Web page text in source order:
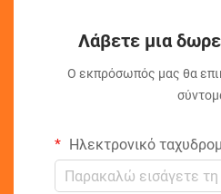
Λάβετε μια
Ο εκπρόσωπός μας θα
Ηλεκτρονικό